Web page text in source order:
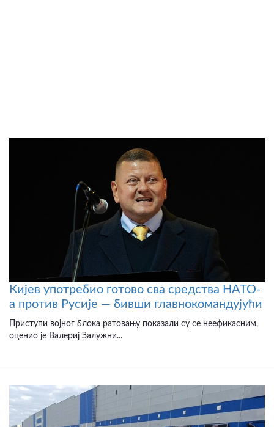
Кијев употребио готово сва средства НАТО-
а против Русије — бивши главнокомандујући
Приступи војног блока ратовању показали су се неефикасним,
оценио је Валериј Залужни...